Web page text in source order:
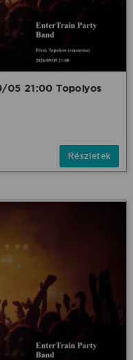
05 21:00 Topolyos
Részletek